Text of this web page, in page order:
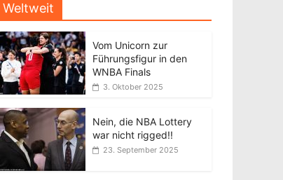
Weltweit
Vom Unicorn zur
Führungsfigur in den
WNBA Finals
3. Oktober 2025
Nein, die NBA Lottery
war nicht rigged!!
23. September 2025